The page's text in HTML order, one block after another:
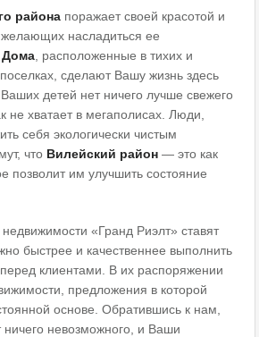
района поражает своей красотой и
желающих насладиться ее
Дома , расположенные в тихих и
сделают Вашу жизнь здесь
детей нет ничего лучше свежего
не хватает в мегаполисах. Люди,
себя экологически чистым
что Вилейский район — это как
позволит им улучшить состояние
«Гранд Риэлт» ставят
быстрее и качественнее выполнить
перед клиентами. В их распоряжении
предложения в которой
основе. Обратившись к нам,
невозможного, и Ваши